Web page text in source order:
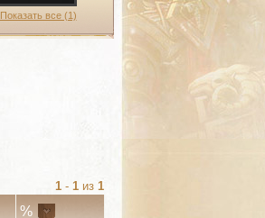
Показать все (1)
1 - 1 из 1
%